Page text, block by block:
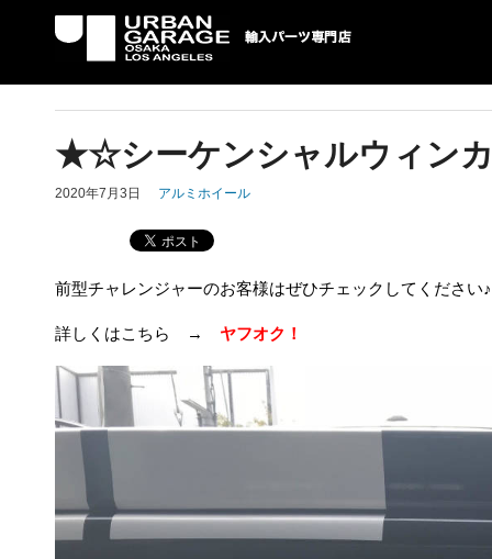
★☆シーケンシャルウィン
2020年7月3日 アルミホイール
前型チャレンジャーのお客様はぜひチェックしてください♪
詳しくはこちら → ヤフオク！